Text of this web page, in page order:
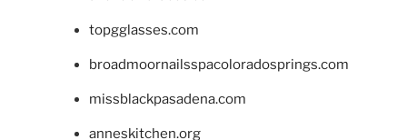
topgglasses.com
broadmoornailsspacoloradosprings.com
missblackpasadena.com
anneskitchen.org